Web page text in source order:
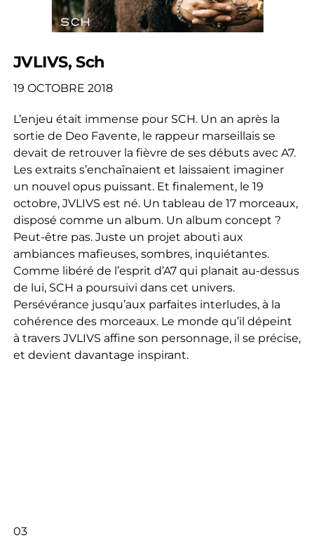
JVLIVS, Sch
19 OCTOBRE 2018
L’enjeu était immense pour SCH. Un an après la
sortie de Deo Favente, le rappeur marseillais se
devait de retrouver la fièvre de ses débuts avec A7.
Les extraits s’enchaînaient et laissaient imaginer
un nouvel opus puissant. Et finalement, le 19
octobre, JVLIVS est né. Un tableau de 17 morceaux,
disposé comme un album. Un album concept ?
Peut-être pas. Juste un projet abouti aux
ambiances mafieuses, sombres, inquiétantes.
Comme libéré de l’esprit d’A7 qui planait au-dessus
de lui, SCH a poursuivi dans cet univers.
Persévérance jusqu’aux parfaites interludes, à la
cohérence des morceaux. Le monde qu’il dépeint
à travers JVLIVS affine son personnage, il se précise,
et devient davantage inspirant.
03